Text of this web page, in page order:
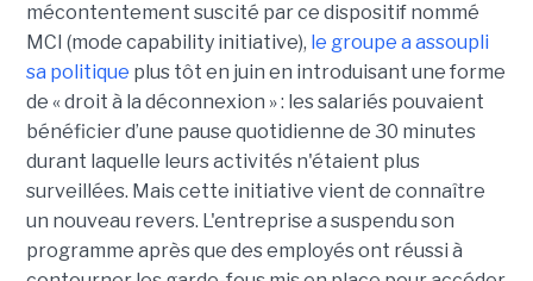
mécontentement suscité par ce dispositif nommé
MCI (mode capability initiative), le groupe a assoupli
sa politique plus tôt en juin en introduisant une forme
de « droit à la déconnexion » : les salariés pouvaient
bénéficier d’une pause quotidienne de 30 minutes
durant laquelle leurs activités n'étaient plus
surveillées. Mais cette initiative vient de connaître
un nouveau revers. L'entreprise a suspendu son
programme après que des employés ont réussi à